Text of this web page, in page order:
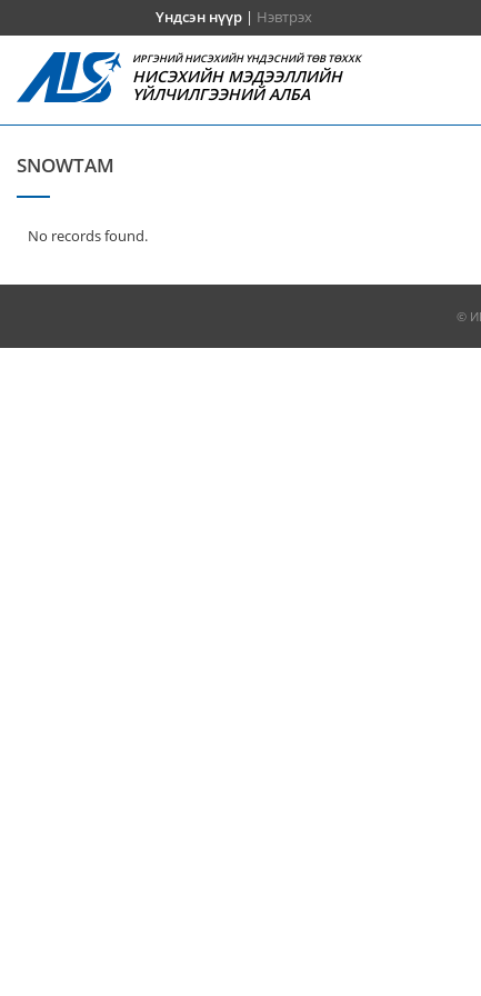
Үндсэн нүүр| Нэвтрэх
ИРГЭНИЙ НИСЭХИЙН ҮНДЭСНИЙ ТӨВ ТӨХХК
НИСЭХИЙН МЭДЭЭЛЛИЙН
ҮЙЛЧИЛГЭЭНИЙ АЛБА
SNOWTAM
No records found.
©